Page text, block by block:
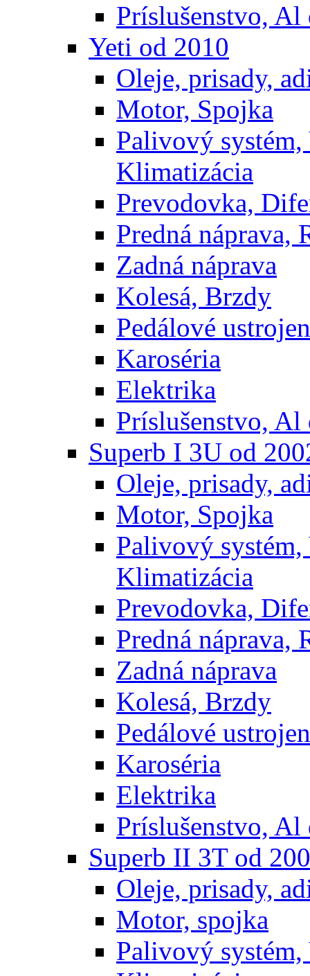
Príslušenstvo, Al
Yeti od 2010
Oleje, prisady,
Motor, Spojka
Palivový
Klimatizácia
Prevodovka,
Predná náprava,
Zadná náprava
Kolesá, Brzdy
Pedálové
Karoséria
Elektrika
Príslušenstvo, Al
Superb I 3U od
Oleje, prisady,
Motor, Spojka
Palivový
Klimatizácia
Prevodovka,
Predná náprava,
Zadná náprava
Kolesá, Brzdy
Pedálové
Karoséria
Elektrika
Príslušenstvo, Al
Superb II 3T od
Oleje, prisady,
Motor, spojka
Palivový